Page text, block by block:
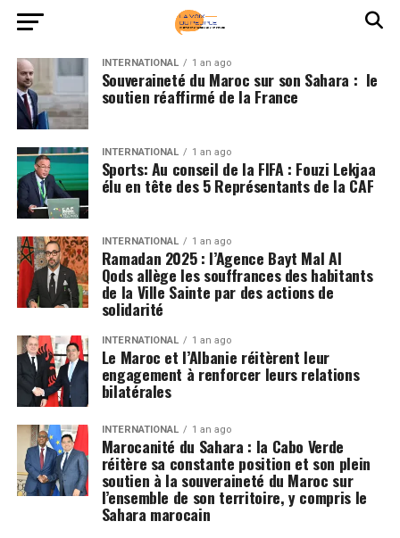
INTERNATIONAL 1 an ago
Souveraineté du Maroc sur son Sahara : le
soutien réaffirmé de la France
INTERNATIONAL 1 an ago
Sports: Au conseil de la FIFA : Fouzi Lekjaa
élu en tête des 5 Représentants de la CAF
INTERNATIONAL 1 an ago
Ramadan 2025 : l’Agence Bayt Mal Al
Qods allège les souffrances des habitants
de la Ville Sainte par des actions de
solidarité
INTERNATIONAL 1 an ago
Le Maroc et l’Albanie réitèrent leur
engagement à renforcer leurs relations
bilatérales
INTERNATIONAL 1 an ago
Marocanité du Sahara : la Cabo Verde
réitère sa constante position et son plein
soutien à la souveraineté du Maroc sur
l’ensemble de son territoire, y compris le
Sahara marocain